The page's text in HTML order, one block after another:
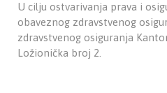
U cilju ostvarivanja prava i
obaveznog zdravstvenog
zdravstvenog osiguranja
Ložionička broj 2.